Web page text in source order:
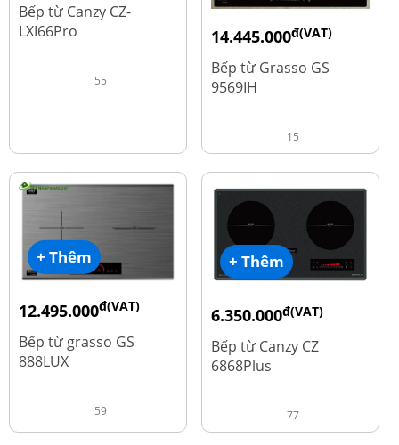
Bếp từ Canzy CZ-
LXI66Pro
55
14.445.000đ(VAT)
19.260.000
Bếp từ Grasso GS
9569IH
15
+ Thêm
12.495.000đ(VAT)
Bếp từ grasso GS
888LUX
59
+ Thêm
6.350.000đ(VAT)
15.980.000
Bếp từ Canzy CZ
6868Plus
77